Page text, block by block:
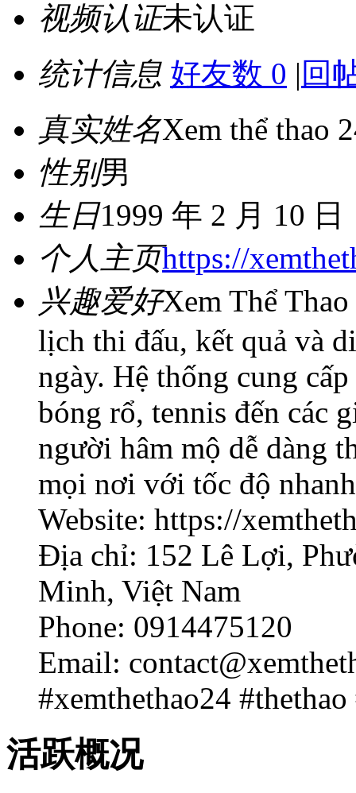
视频认证未认证
统计信息 好友数 0 | 回
真实姓名Xem thể thao
性别男
生日1999 年 2 月 10 日
个人主页https://
兴趣爱好Xem Thể
lịch thi đấu, kết quả và
ngày. Hệ thống cung
bóng rổ, tennis đến các
người hâm mộ dễ dàng
mọi nơi với tốc độ
Website: https://
Địa chỉ: 152 Lê Lợi,
Minh, Việt Nam
Phone: 0914475120
Email:
#xemthethao24
活跃概况